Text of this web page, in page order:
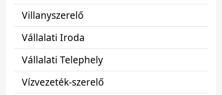
Villanyszerelő
Vállalati Iroda
Vállalati Telephely
Vízvezeték-szerelő